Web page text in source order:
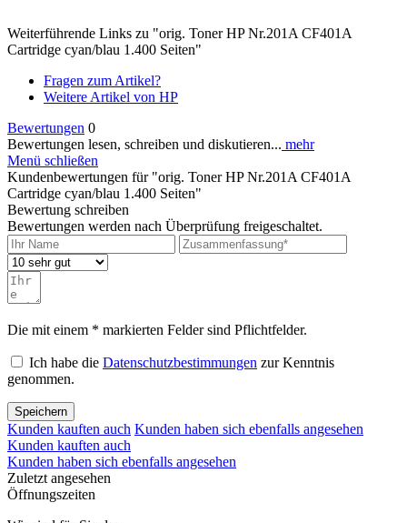
Weiterführende Links zu "orig. Toner HP Nr.201A CF401A
Cartridge cyan/blau 1.400 Seiten"
Fragen zum Artikel?
Weitere Artikel von HP
Bewertungen 0
Bewertungen lesen, schreiben und diskutieren... mehr
Menü schließen
Kundenbewertungen für "orig. Toner HP Nr.201A CF401A
Cartridge cyan/blau 1.400 Seiten"
Bewertung schreiben
Bewertungen werden nach Überprüfung freigeschaltet.
Die mit einem * markierten Felder sind Pflichtfelder.
Ich habe die Datenschutzbestimmungen zur Kenntnis
genommen.
Speichern
Kunden kauften auch Kunden haben sich ebenfalls angesehen
Kunden kauften auch
Kunden haben sich ebenfalls angesehen
Zuletzt angesehen
Öffnungszeiten